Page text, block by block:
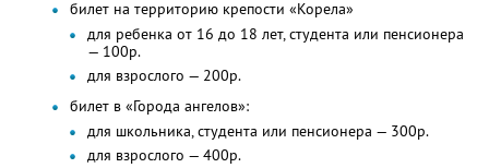
билет на территорию крепости «Корела»
для ребенка от 16 до 18 лет, студента или пенсионера
— 100р.
для взрослого — 200р.
билет в «Города ангелов»:
для школьника, студента или пенсионера — 300р.
для взрослого — 400р.